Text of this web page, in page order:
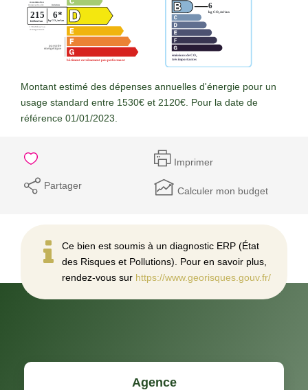
Montant estimé des dépenses annuelles d'énergie pour un
usage standard entre 1530€ et 2120€. Pour la date de
référence 01/01/2023.
Imprimer
Partager Calculer mon budget
Ce bien est soumis à un diagnostic ERP (État
des Risques et Pollutions). Pour en savoir plus,
rendez-vous sur https://www.georisques.gouv.fr/
Agence